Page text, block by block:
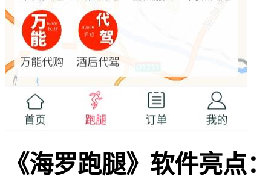
《海罗跑腿》软件亮点：